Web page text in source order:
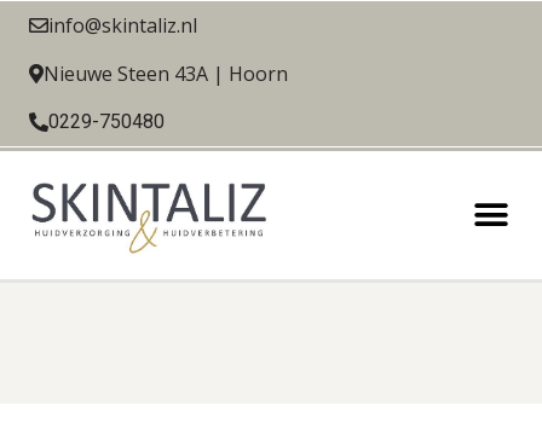
info@skintaliz.nl
Nieuwe Steen 43A | Hoorn
0229-750480